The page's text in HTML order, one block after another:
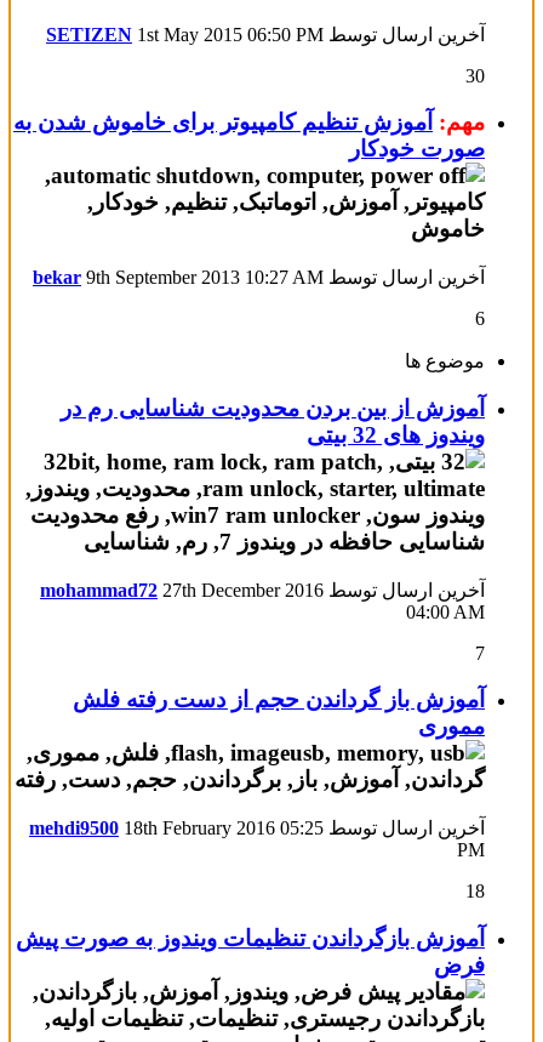
آخرین ارسال توسط SETIZEN 1st May 2015 06:50 PM
30
مهم: آموزش تنظیم کامپیوتر برای خاموش شدن به
صورت خودکار
آخرین ارسال توسط bekar 9th September 2013 10:27 AM
6
موضوع ها
آموزش از بین بردن محدودیت شناسایی رم در
ویندوز های 32 بیتی
آخرین ارسال توسط mohammad72 27th December 2016
04:00 AM
7
آموزش باز گرداندن حجم از دست رفته فلش
مموری
آخرین ارسال توسط mehdi9500 18th February 2016 05:25
PM
18
آموزش بازگرداندن تنظیمات ویندوز به صورت پیش
فرض